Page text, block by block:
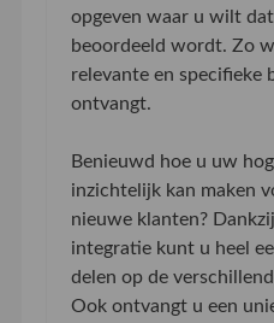
opgeven waar u wilt
beoordeeld wordt. Zo
relevante en specifieke
ontvangt.
Benieuwd hoe u uw
inzichtelijk kan maken
nieuwe klanten?
integratie kunt u heel
delen op de
Ook ontvangt u een